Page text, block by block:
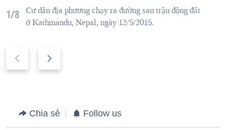
1/8 Cư dân địa phươngchạy ra đường sautrận động đất
ởKathmandu, Nepal, ngày 12/5/2015.
r
e
s
Chia sẻ Follow us